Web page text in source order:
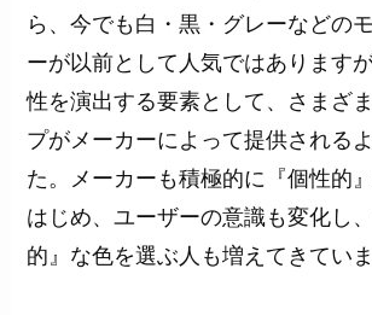
ら、今でも白・黒・グレーなどの
ーが以前として人気ではあります
性を演出する要素として、さまざ
プがメーカーによって提供される
た。メーカーも積極的に『個性的
はじめ、ユーザーの意識も変化し
的』な色を選ぶ人も増えてきていま